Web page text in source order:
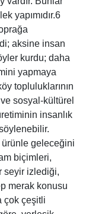
yapımıdır.6
aksine insan
kurdu; daha
yapmaya
topluluklarının
sosyal-kültürel
insanlık
ürünle geleceğini
biçimleri,
seyir izlediği,
merak konusu
çok çeşitli